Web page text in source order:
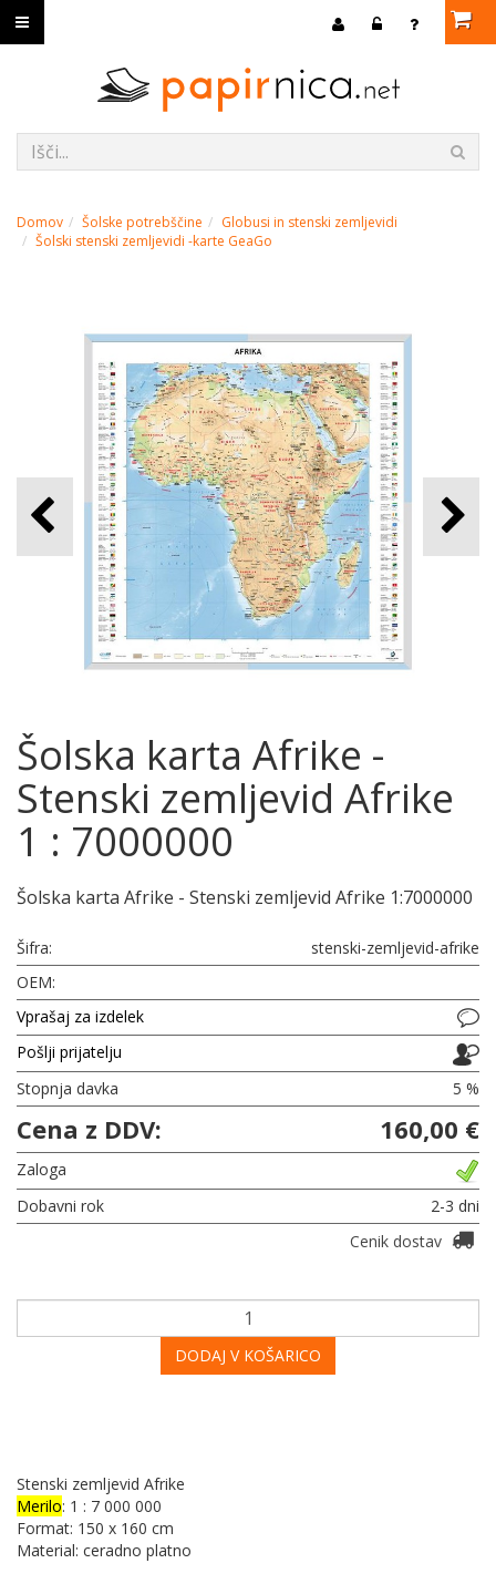
Domov Šolske potrebščine
Globusi in stenski zemljevidi
Šolski stenski zemljevidi -karte GeaGo
Šolska karta Afrike -
Stenski zemljevid Afrike
1 : 7000000
Šolska karta Afrike - Stenski zemljevid Afrike 1:7000000
Šifra:
stenski-zemljevid-afrike
OEM:
Vprašaj za izdelek
Pošlji prijatelju
Stopnja davka
5 %
Cena z DDV: 160,00 €
Zaloga
Dobavni rok
2-3 dni
Cenik dostav
DODAJ V KOŠARICO
Stenski zemljevid Afrike
Merilo: 1 : 7 000 000
Format: 150 x 160 cm
Material: ceradno platno